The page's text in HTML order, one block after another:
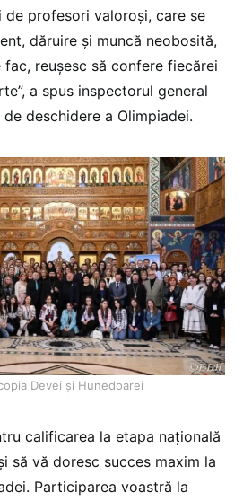
de profesori valoroși, care se
dăruire și muncă neobosită,
reușesc să confere fiecărei
a spus inspectorul general
deschidere a Olimpiadei.
Devei și Hunedoarei
calificarea la etapa națională
să vă doresc succes maxim la
Participarea voastră la